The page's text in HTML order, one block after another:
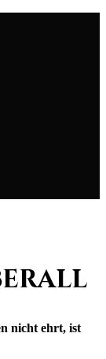
nicht ehrt, ist